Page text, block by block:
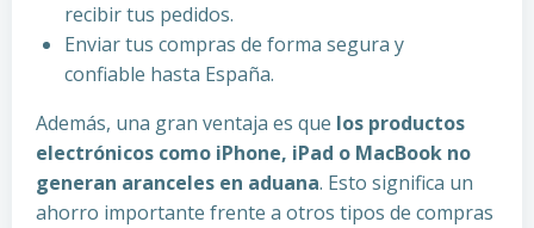
recibir tus pedidos.
Enviar tus compras de forma segura y
confiable hasta España.
Además, una gran ventaja es que los productos
electrónicos como iPhone, iPad o MacBook no
generan aranceles en aduana. Esto significa un
ahorro importante frente a otros tipos de compras